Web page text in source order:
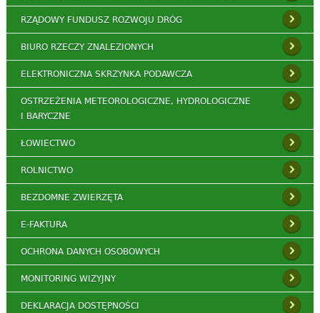
RZĄDOWY FUNDUSZ ROZWOJU DRÓG
BIURO RZECZY ZNALEZIONYCH
ELEKTRONICZNA SKRZYNKA PODAWCZA
OSTRZEŻENIA METEOROLOGICZNE, HYDROLOGICZNE
I BARYCZNE
ŁOWIECTWO
ROLNICTWO
BEZDOMNE ZWIERZĘTA
E-FAKTURA
OCHRONA DANYCH OSOBOWYCH
MONITORING WIZYJNY
DEKLARACJA DOSTĘPNOŚCI